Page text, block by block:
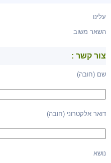
עלינו
השאר משוב
צור קשר :
שם (חובה)
דואר אלקטרוני (חובה)
נושא